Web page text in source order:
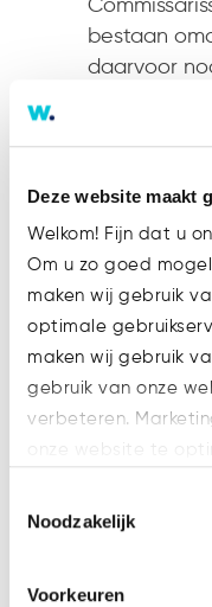
Deze website maakt
Welkom! Fijn dat u
Om u zo goed
maken wij gebruik
optimale
maken wij gebruik
gebruik van onze
verbeteren.
Welke cookies wij
hieronder. Mocht u
Noodzakelijk
Voorkeuren
bestaan
daarvoor
Volgens de
blijkt uit een
een verslag
deze
geweest.
dit
dat de
dat hij bij